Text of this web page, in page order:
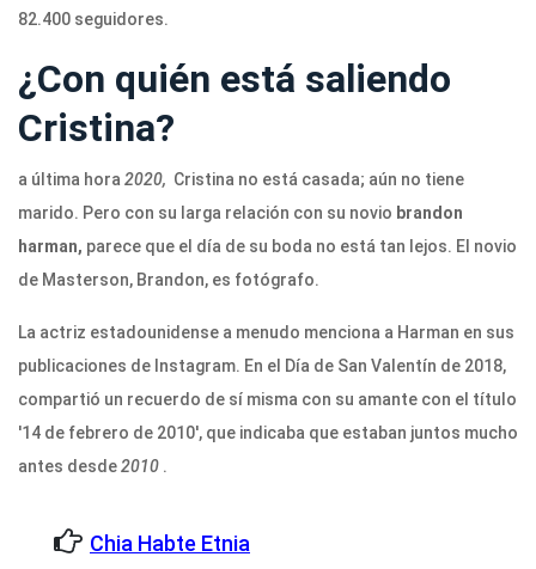
82.400 seguidores.
¿Con quién está saliendo
Cristina?
a última hora 2020, Cristina no está casada; aún no tiene
marido. Pero con su larga relación con su novio brandon
harman, parece que el día de su boda no está tan lejos. El novio
de Masterson, Brandon, es fotógrafo.
La actriz estadounidense a menudo menciona a Harman en sus
publicaciones de Instagram. En el Día de San Valentín de 2018,
compartió un recuerdo de sí misma con su amante con el título
'14 de febrero de 2010', que indicaba que estaban juntos mucho
antes desde2010 .
Chia Habte Etnia